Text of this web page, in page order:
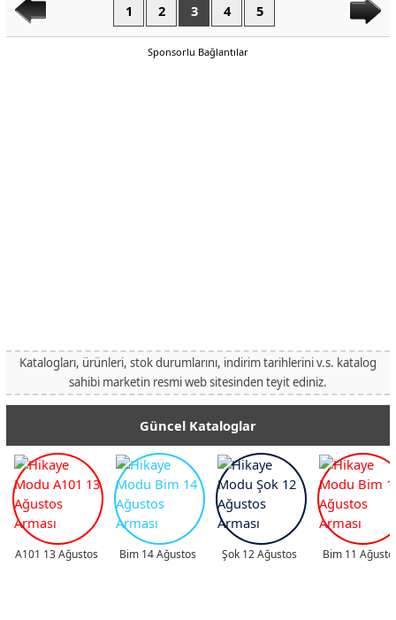
1 2 3 4 5
Sponsorlu Bağlantılar
Katalogları, ürünleri, stok durumlarını, indirim tarihlerini v.s. katalog
sahibi marketin resmi web sitesinden teyit ediniz.
Güncel Kataloglar
A101 13 Ağustos Bim 14 Ağustos Şok 12 Ağustos Bim 11